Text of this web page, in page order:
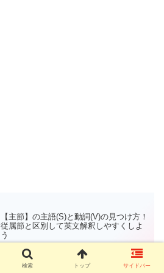
【主節】の主語(S)と動詞(V)の見つけ方！
従属節と区別して英文解釈しやすくしよ
う
検索 トップ サイドバー